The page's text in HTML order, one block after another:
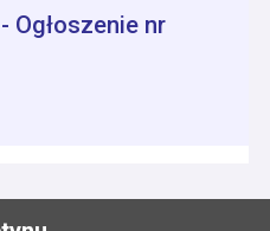
Ogłoszenie nr